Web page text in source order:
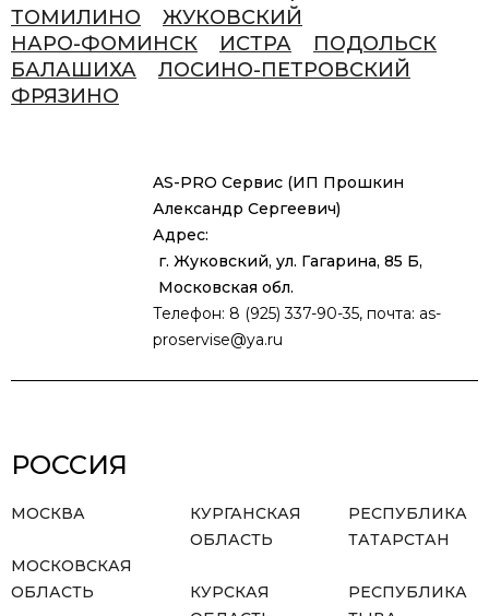
ТОМИЛИНО
ЖУКОВСКИЙ
НАРО-ФОМИНСК
ИСТРА
ПОДОЛЬСК
БАЛАШИХА
ЛОСИНО-ПЕТРОВСКИЙ
ФРЯЗИНО
AS-PRO Сервис (ИП Прошкин
Александр Сергеевич)
Адрес:
г. Жуковский, ул. Гагарина, 85 Б,
Московская обл.
Телефон: 8 (925) 337-90-35, почта: as-
proservise@ya.ru
РОССИЯ
МОСКВА
МОСКОВСКАЯ
ОБЛАСТЬ
КУРГАНСКАЯ
ОБЛАСТЬ
КУРСКАЯ
РЕСПУБЛИКА
ТАТАРСТАН
РЕСПУБЛИКА